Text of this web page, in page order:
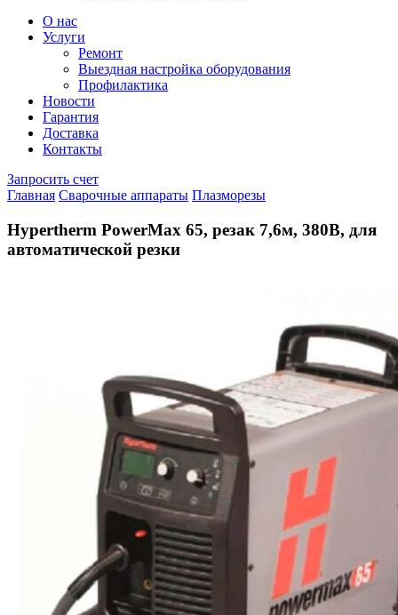
О нас
Услуги
Ремонт
Выездная настройка оборудования
Профилактика
Новости
Гарантия
Доставка
Контакты
Запросить счет
Главная Сварочные аппараты Плазморезы
Hypertherm PowerMax 65, резак 7,6м, 380В, для
автоматической резки